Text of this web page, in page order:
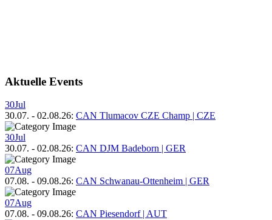
Aktuelle Events
30Jul
30.07. - 02.08.26: CAN Tlumacov CZE Champ | CZE
30Jul
30.07. - 02.08.26: CAN DJM Badeborn | GER
07Aug
07.08. - 09.08.26: CAN Schwanau-Ottenheim | GER
07Aug
07.08. - 09.08.26: CAN Piesendorf | AUT